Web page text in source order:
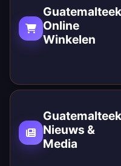
Online
Winkelen
Nieuws &
Media